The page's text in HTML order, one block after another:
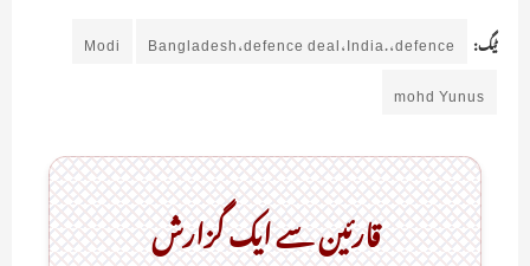
ٹیگ: Bangladesh،defence deal،India.،defence
Modi
mohd Yunus
قارئین سے ایک گزارش